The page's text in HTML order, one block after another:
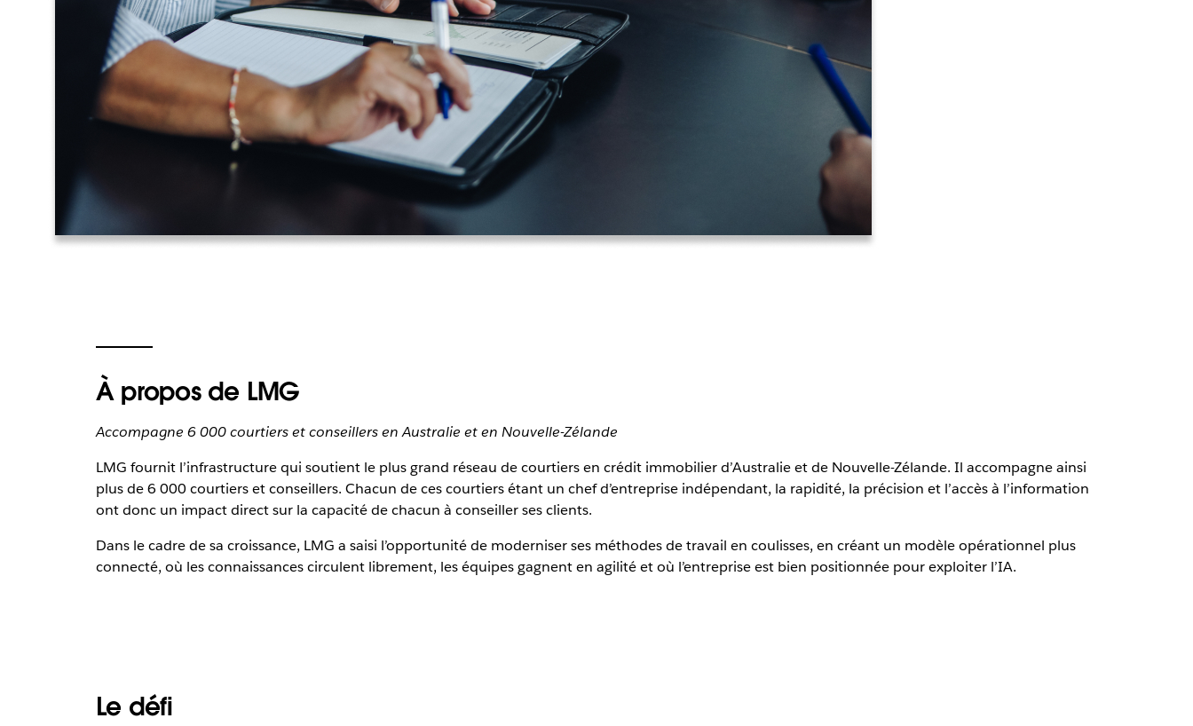
À propos de LMG
Accompagne 6 000 courtiers et conseillers en Australie et en Nouvelle-Zélande
LMG fournit l’infrastructure qui soutient le plus grand réseau de courtiers en crédit immobilier d’Australie et de Nouvelle-Zélande. Il accompagne ainsi
plus de 6 000 courtiers et conseillers. Chacun de ces courtiers étant un chef d’entreprise indépendant, la rapidité, la précision et l’accès à l’information
ont donc un impact direct sur la capacité de chacun à conseiller ses clients.
Dans le cadre de sa croissance, LMG a saisi l’opportunité de moderniser ses méthodes de travail en coulisses, en créant un modèle opérationnel plus
connecté, où les connaissances circulent librement, les équipes gagnent en agilité et où l’entreprise est bien positionnée pour exploiter l’IA.
Le défi